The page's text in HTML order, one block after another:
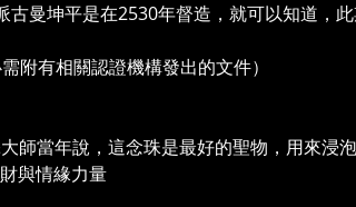
曼坤平是在2530年督造，就可以知道，
附有相關認證機構發出的文件）
師當年說，這念珠是最好的聖物，用來浸
與情緣力量